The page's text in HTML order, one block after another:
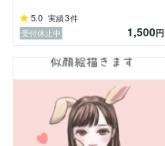
5.0 実績3件
受付休止中
1,500円